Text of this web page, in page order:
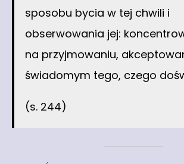
sposobu bycia w tej chwili i
obserwowania jej:
na przyjmowaniu,
świadomym tego, czego
(s. 244)